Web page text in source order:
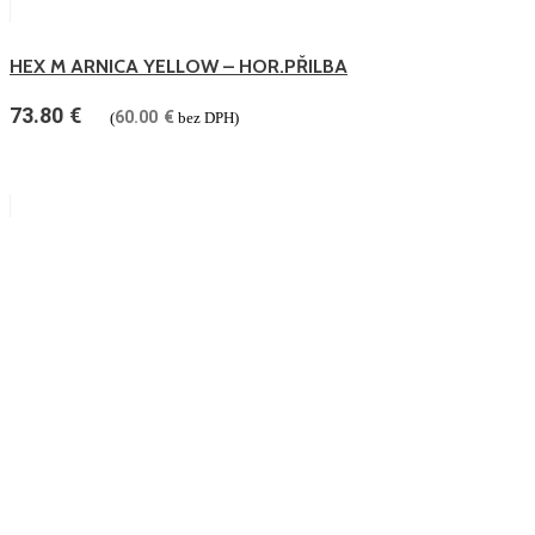
HEX M ARNICA YELLOW – HOR.PŘILBA
73.80 € (60.00 € bez DPH)